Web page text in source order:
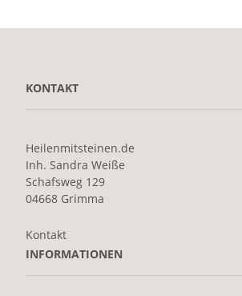
KONTAKT
Heilenmitsteinen.de
Inh. Sandra Weiße
Schafsweg 129
04668 Grimma
Kontakt
INFORMATIONEN